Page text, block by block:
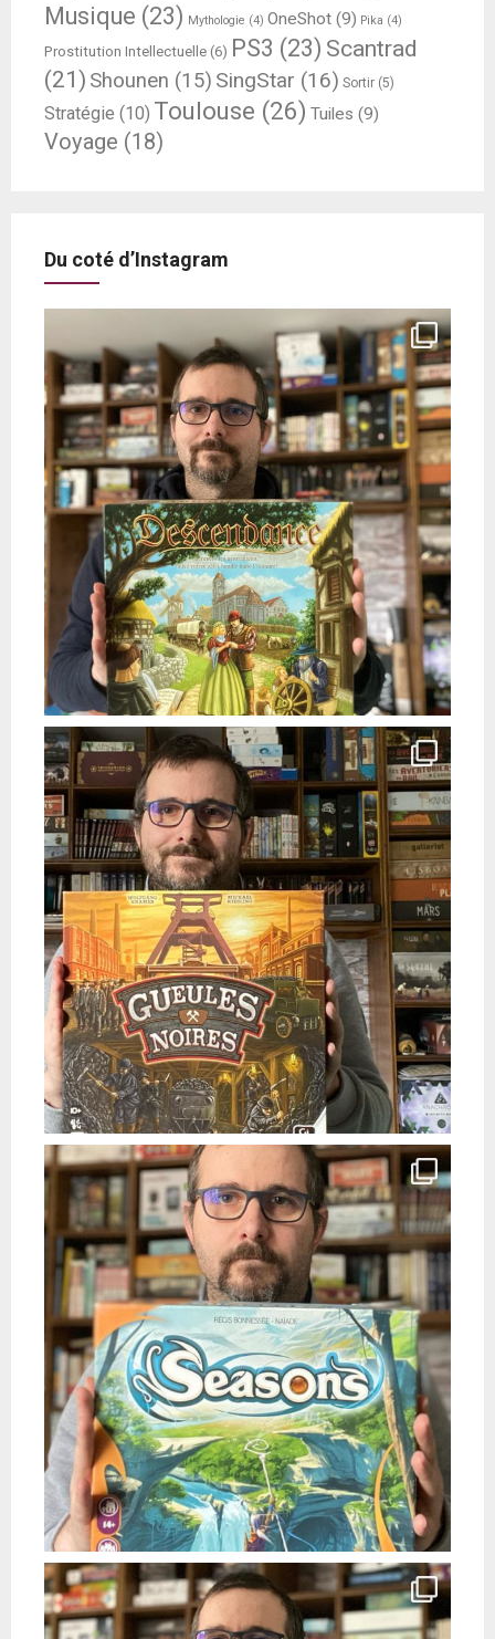
Musique (23) Mythologie (4) OneShot (9) Pika (4)
Prostitution Intellectuelle (6) PS3 (23) Scantrad
(21) Shounen (15) SingStar (16) Sortir (5)
Stratégie (10) Toulouse (26) Tuiles (9)
Voyage (18)
Du coté d’Instagram